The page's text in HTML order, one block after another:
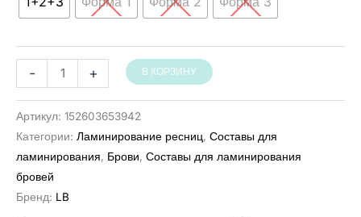
70 ₪
-
Количество
товара
+ В КОРЗИНУ
Артикул: 152603653942
Категории: Ламинирование ресниц, Составы для
ламинирования, Брови, Составы для ламинирования
бровей
Бренд: LB